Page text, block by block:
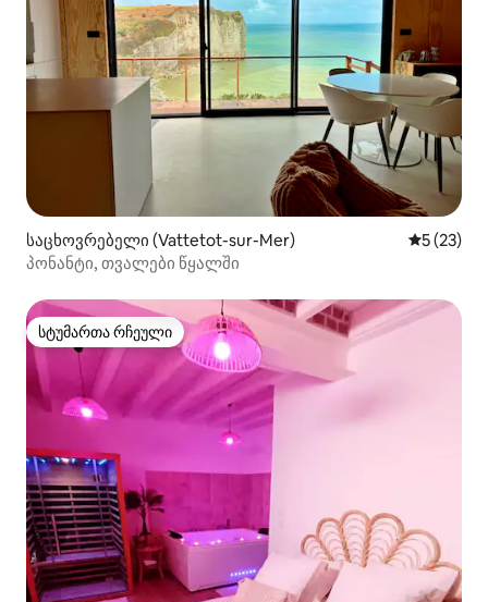
საცხოვრებელი (Vattetot-sur-Mer) საშუალო
5 (23)
პონანტი, თვალები წყალში
სტუმართა რჩეული
სტუმართა რჩეული